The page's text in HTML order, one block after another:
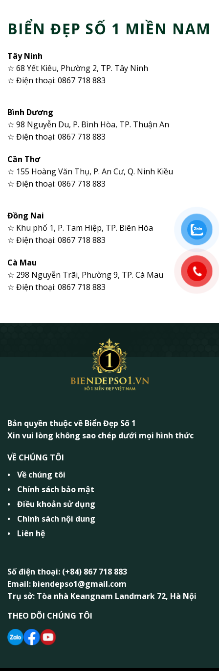
BIỂN ĐẸP SỐ 1 MIỀN NAM
Tây Ninh
☆ 68 Yết Kiêu, Phường 2, TP. Tây Ninh
☆ Điện thoại: 0867 718 883
Bình Dương
☆ 98 Nguyễn Du, P. Bình Hòa, TP. Thuận An
☆ Điện thoại: 0867 718 883
Cần Thơ
☆ 155 Hoàng Văn Thụ, P. An Cư, Q. Ninh Kiều
☆ Điện thoại: 0867 718 883
Đồng Nai
☆ Khu phố 1, P. Tam Hiệp, TP. Biên Hòa
☆ Điện thoại: 0867 718 883
Cà Mau
☆ 298 Nguyễn Trãi, Phường 9, TP. Cà Mau
☆ Điện thoại: 0867 718 883
Bản quyền thuộc về Biển Đẹp Số 1
Xin vui lòng không sao chép dưới mọi hình thức
VỀ CHÚNG TÔI
Về chúng tôi
Chính sách bảo mật
Điều khoản sử dụng
Chính sách nội dung
Liên hệ
Số điện thoại: (+84) 867 718 883
Email: biendepso1@gmail.com
Trụ sở: Tòa nhà Keangnam Landmark 72, Hà Nội
THEO DÕI CHÚNG TÔI